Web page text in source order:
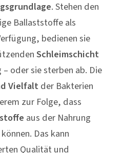
aus der Nahrung
Das kann
Qualität und
Lebensmittel auf Dauer
Organismus
die Produktion von
Fettsäuren
das den Zellen
Energiequelle dient).